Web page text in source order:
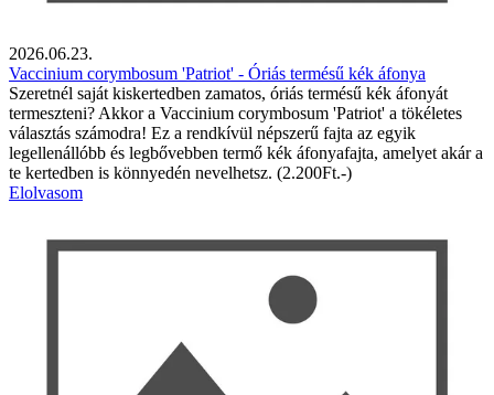
2026.06.23.
Vaccinium corymbosum 'Patriot' - Óriás termésű kék áfonya
Szeretnél saját kiskertedben zamatos, óriás termésű kék áfonyát
termeszteni? Akkor a Vaccinium corymbosum 'Patriot' a tökéletes
választás számodra! Ez a rendkívül népszerű fajta az egyik
legellenállóbb és legbővebben termő kék áfonyafajta, amelyet akár a
te kertedben is könnyedén nevelhetsz. (2.200Ft.-)
Elolvasom